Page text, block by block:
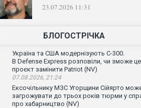
23.07.2026 11:31
БЛОГОСТРІЧКА
Україна та США модернізують С-300.
В Defense Express розповіли, чи зможе
проєкт замінити Patriot (NV)
07.08.2026, 21:24
Ексочільнику МЗС Угорщини Сійярто
загрожувати до трьох років тюрми у
про хабарництво (NV)